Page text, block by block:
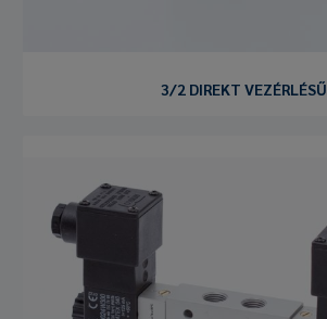
3/2 DIREKT VEZÉRLÉSŰ